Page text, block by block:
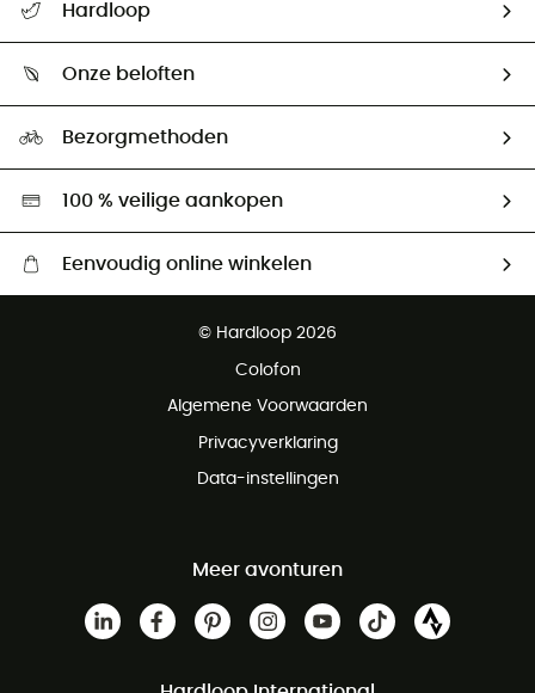
Retourzendingen & Terugbetalingen
Hardloop
Ambassadeurs
Onze beloften
Hardgreen
Bezorgmethoden
100 % veilige aankopen
Eenvoudig online winkelen
Gratis retourneren binnen 100 dagen
© Hardloop 2026
Colofon
Algemene Voorwaarden
Privacyverklaring
Data-instellingen
Meer avonturen